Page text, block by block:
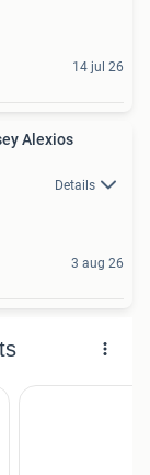
14 jul 26
Alexios
Details
3 aug 26